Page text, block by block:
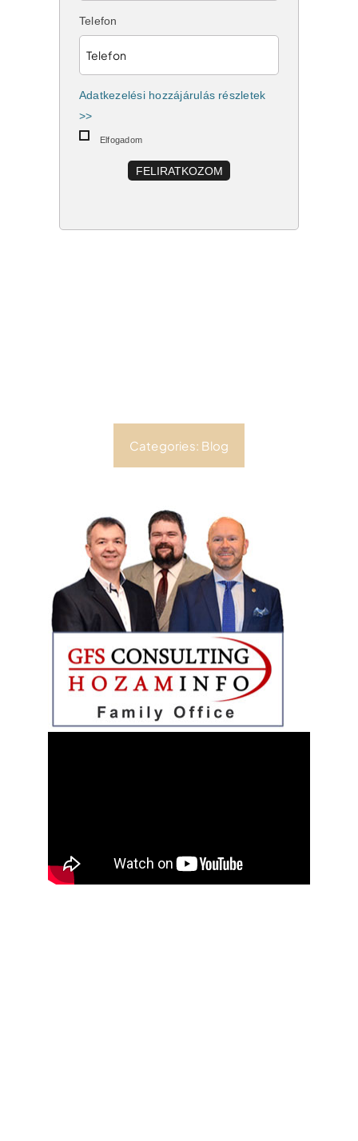
Telefon
Adatkezelési hozzájárulás részletek
>>
Elfogadom
FELIRATKOZOM
Categories: Blog